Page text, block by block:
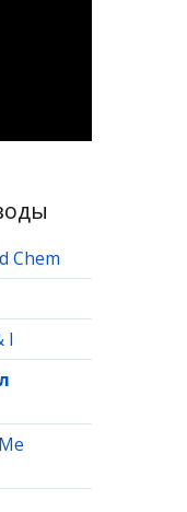
Chem
I